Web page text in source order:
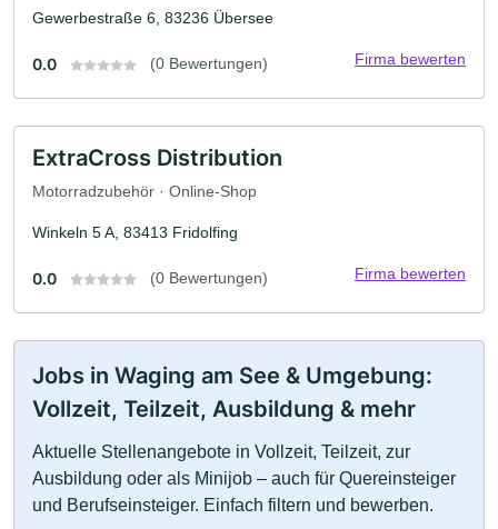
Gewerbestraße 6, 83236 Übersee
0.0 (0 Bewertungen) Firma bewerten
ExtraCross Distribution
Motorradzubehör · Online-Shop
Winkeln 5 A, 83413 Fridolfing
0.0 (0 Bewertungen) Firma bewerten
Jobs in Waging am See & Umgebung:
Vollzeit, Teilzeit, Ausbildung & mehr
Aktuelle Stellenangebote in Vollzeit, Teilzeit, zur
Ausbildung oder als Minijob – auch für Quereinsteiger
und Berufseinsteiger. Einfach filtern und bewerben.